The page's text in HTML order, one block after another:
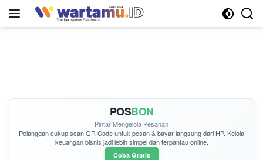
POSBON
Pintar Mengelola Pesanan
Pelanggan cukupscan QR Codeuntuk pesan & bayar langsung dari HP. Kelola
keuangan bisnis jadi lebih simpel dan terpantau online.
Coba Gratis